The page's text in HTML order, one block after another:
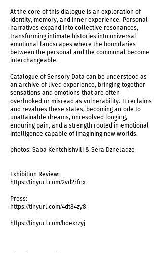
exposition shot
exposition shot
At the core of this dialogue is an exploration of
identity, memory, and inner experience. Personal
narratives expand into collective resonances,
transforming intimate histories into universal
emotional landscapes where the boundaries
between the personal and the communal become
interchangeable.
Catalogue of Sensory Data can be understood as
an archive of lived experience, bringing together
sensations and emotions that are often
overlooked or misread as vulnerability. It reclaims
and revalues these states, becoming an ode to
unattainable dreams, unresolved longing,
enduring pain, and a strength rooted in emotional
intelligence capable of imagining new worlds.
photos: Saba Kentchishvili & Sera Dzneladze
Exhibition Review:
https://tinyurl.com/2vd2rfnx
Press:
https://tinyurl.com/4dt84zy8
https://tinyurl.com/bdexrzyj